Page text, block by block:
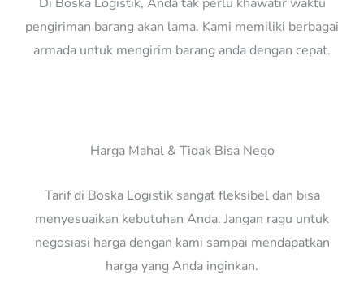
pengiriman barang akan lama. Kami memiliki berbagai
armada untuk mengirim barang anda dengan cepat.
Harga Mahal & Tidak Bisa Nego
Tarif di Boska Logistik sangat fleksibel dan bisa
menyesuaikan kebutuhan Anda. Jangan ragu untuk
negosiasi harga dengan kami sampai mendapatkan
harga yang Anda inginkan.